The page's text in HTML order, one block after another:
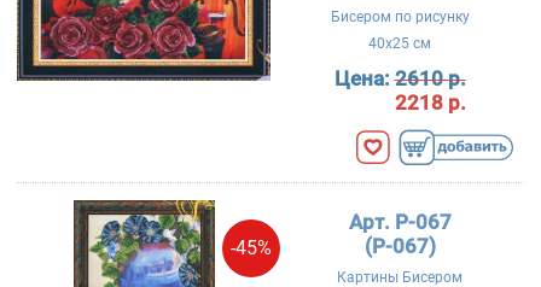
Бисером по рисунку
40x25 см
Цена:2610 р.
2218 р.
-45%
Арт. P-067
(Р-067)
Картины Бисером